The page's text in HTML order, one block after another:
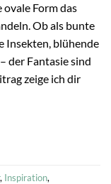
Form das
Ob als bunte
Insekten, blühende
der Fantasie sind
zeige ich dir
, Inspiration,